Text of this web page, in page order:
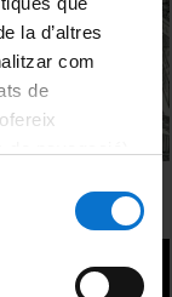
la d’altres
com
de
de la